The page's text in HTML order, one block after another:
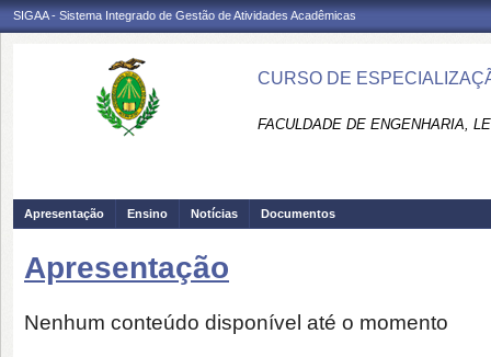
SIGAA - Sistema Integrado de Gestão de Atividades Acadêmicas
CURSO DE
FACULDADE DE ENGENHARIA,
Apresentação Ensino Notícias Documentos
Apresentação
Nenhum conteúdo disponível até o momento